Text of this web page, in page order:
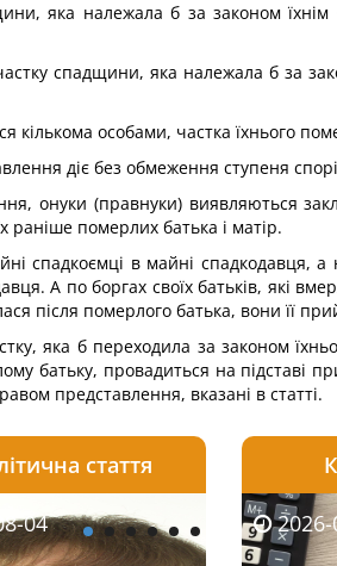
яка належала б за законом їхнім
спадщини, яка належала б за
особами, частка їхнього
діє без обмеження ступеня
онуки (правнуки) виявляються
раніше померлих батька і матір.
спадкоємці в майні
А по боргах своїх батьків, які
після померлого батька, вони її
яка б переходила за законом
батьку, провадиться на підставі
представлення, вказані в статті.
2026-08-06
стаття
04 2026-08-
08-05 2026-